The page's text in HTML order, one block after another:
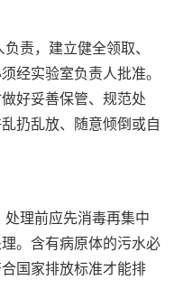
责，建立健全领取、
经实验室负责人批准。
好妥善保管、规范处
扔乱放、随意倾倒或自
理前应先消毒再集中
。含有病原体的污水必
国家排放标准才能排